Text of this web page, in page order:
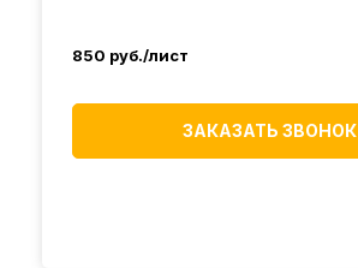
850 руб./лист
ЗАКАЗАТЬ ЗВОНОК